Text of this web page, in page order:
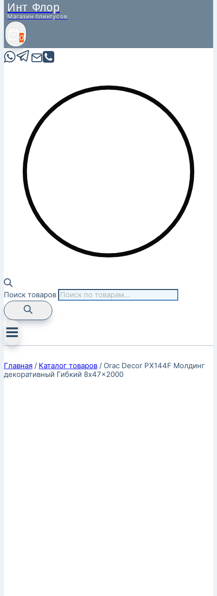
Инт Флор
Магазин плинтусов
0
Поиск товаров
Главная / Каталог товаров / Orac Decor PX144F Молдинг
декоративный Гибкий 8x47x2000